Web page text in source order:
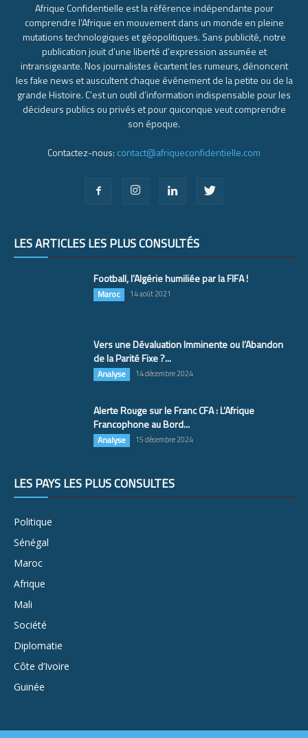
Afrique Confidentielle est la référence indépendante pour
comprendre l’Afrique en mouvement dans un monde en pleine
mutations technologiques et géopolitiques. Sans publicité, notre
publication jouit d’une liberté d’expression assumée et
intransigeante. Nos journalistes écartent les rumeurs, dénoncent
les fake news et auscultent chaque événement de la petite ou de la
grande Histoire. C’est un outil d’information indispensable pour les
décideurs publics ou privés et pour quiconque veut comprendre
son époque.
Contactez-nous: contact@afriqueconfidentielle.com
LES ARTICLES LES PLUS CONSULTÉS
Football, l’Algérie humiliée par la FIFA !
Maroc 14 août 2021
Vers une Dévaluation Imminente ou l’Abandon
de la Parité Fixe ?...
Analyse 14 décembre 2024
Alerte Rouge sur le Franc CFA : L’Afrique
Francophone au Bord...
Analyse 15 décembre 2024
LES PAYS LES PLUS CONSULTÉS
Politique
Sénégal
Maroc
Afrique
Mali
Société
Diplomatie
Côte d’Ivoire
Guinée